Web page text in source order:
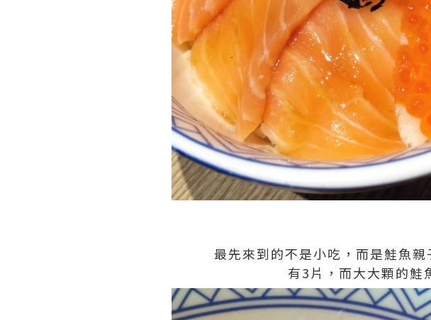
最先來到的不是小吃，而是鮭魚
有3片，而大大顆的鮭